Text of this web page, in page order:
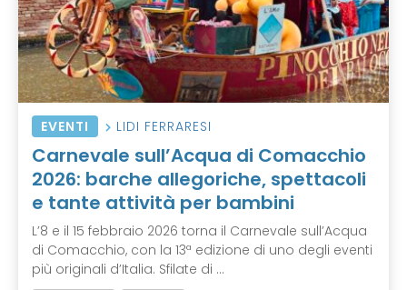
EVENTI LIDI FERRARESI
Carnevale sull’Acqua di Comacchio
2026: barche allegoriche, spettacoli
e tante attività per bambini
L’8 e il 15 febbraio 2026 torna il Carnevale sull’Acqua
di Comacchio, con la 13ª edizione di uno degli eventi
più originali d’Italia. Sfilate di ...